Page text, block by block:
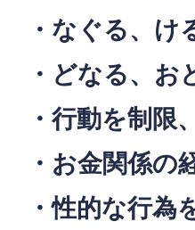
・なぐる、け
・どなる、お
・行動を制限
・お金関係の
・性的な行為